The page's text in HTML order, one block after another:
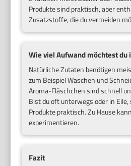
Produkte sind praktisch, aber
Zusatzstoffe, die du vermeiden
Wie viel Aufwand möchtest du
Natürliche Zutaten benötigen
zum Beispiel Waschen und
Aroma-Fläschchen sind schnell
Bist du oft unterwegs oder in
Produkte praktisch. Zu Hause
experimentieren.
Fazit